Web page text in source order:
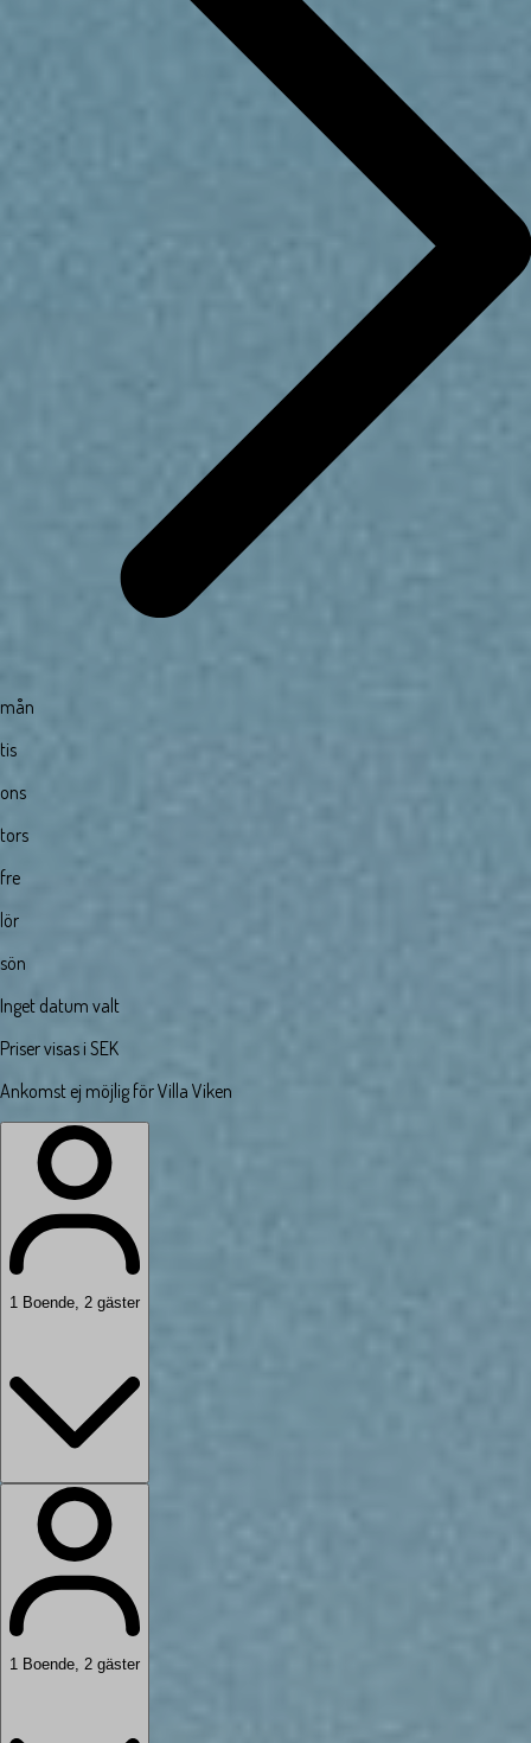
mån
tis
ons
tors
fre
lör
sön
Inget datum valt
Priser visas i SEK
Ankomst ej möjlig för Villa Viken
1 Boende, 2 gäster
1 Boende, 2 gäster